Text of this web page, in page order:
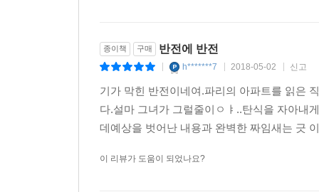
종이책 구매 반전에 반전
h*******7 2018-05-02 신고
기가 막힌 반전이네여.파리의 아파트를 읽은
다.설마 그녀가 그럴줄이ㅇㅑ..탄식을 자아내
데예상을 벗어난 내용과 완벽한 짜임새는 긋
이 리뷰가 도움이 되었나요?